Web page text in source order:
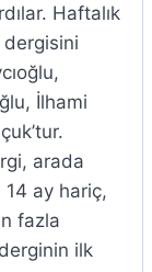
Haftalık
dergisini
İlhami
arada
14 ay hariç,
fazla
derginin ilk